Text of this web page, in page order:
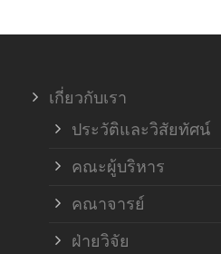
เกี่ยวกับเรา
ประวัติและวิสัยทัศน์
คณะผู้บริหาร
คณาจารย์
ฝ่ายวิจัย